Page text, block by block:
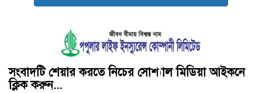
সংবাদটি শেয়ার করতে নিচের সোশ্যাল মিডিয়া আইকনে
ক্লিক করুন...